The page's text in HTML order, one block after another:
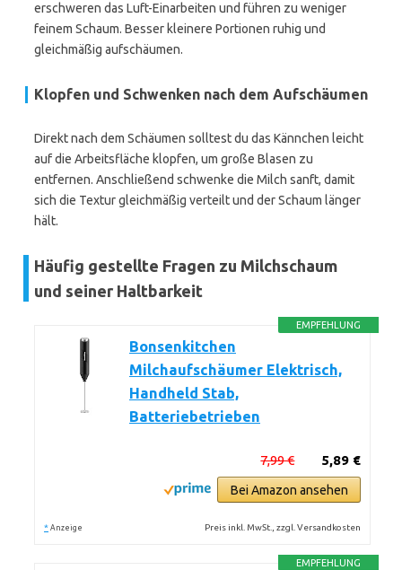
erschweren das Luft-Einarbeiten und führen zu weniger
feinem Schaum. Besser kleinere Portionen ruhig und
gleichmäßig aufschäumen.
Klopfen und Schwenken nach dem Aufschäumen
Direkt nach dem Schäumen solltest du das Kännchen leicht
auf die Arbeitsfläche klopfen, um große Blasen zu
entfernen. Anschließend schwenke die Milch sanft, damit
sich die Textur gleichmäßig verteilt und der Schaum länger
hält.
Häufig gestellte Fragen zu Milchschaum
und seiner Haltbarkeit
EMPFEHLUNG
Bonsenkitchen
Milchaufschäumer Elektrisch,
Handheld Stab,
Batteriebetrieben
5,89 €
7,99 €
Bei Amazon ansehen
* Anzeige Preis inkl. MwSt., zzgl. Versandkosten
EMPFEHLUNG